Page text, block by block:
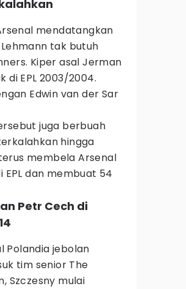
mendatangkan
tak butuh
Kiper asal Jerman
EPL 2003/2004.
Edwin van der Sar
juga berbuah
hingga
membela Arsenal
EPL dan membuat 54
Petr Cech di
Polandia jebolan
tim senior The
Szczesny mulai